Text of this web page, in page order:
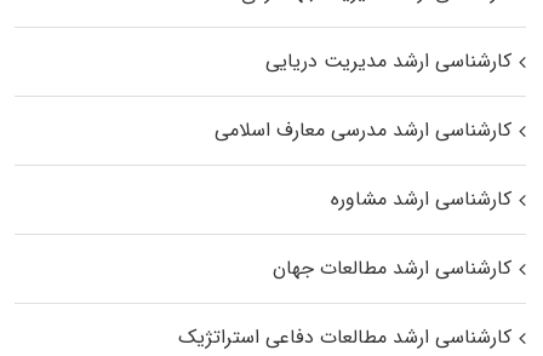
کارشناسی ارشد مدیریت دریایی
کارشناسی ارشد مدرسی معارف اسلامی
کارشناسی ارشد مشاوره
کارشناسی ارشد مطالعات جهان
کارشناسی ارشد مطالعات دفاعی استراتژیک